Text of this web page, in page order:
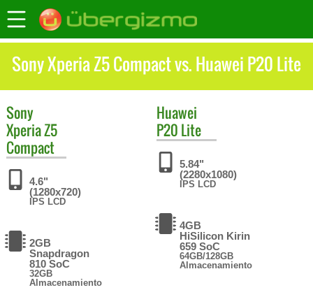
Sony Xperia Z5 Compact vs. Huawei P20 Lite
Sony
Xperia Z5
Compact
4.6"
(1280x720)
IPS LCD
2GB
Snapdragon
810 SoC
32GB
Almacenamiento
Huawei
P20 Lite
5.84"
(2280x1080)
IPS LCD
4GB
HiSilicon Kirin
659 SoC
64GB/128GB
Almacenamiento